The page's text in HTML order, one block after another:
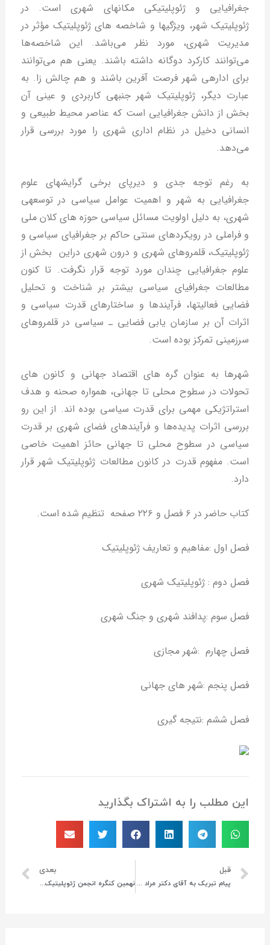
جغرافيايي و ژئوپليتيكي مكانهاي شهري است. در
ژئوپليتيك شهر، ويژگيها و شاخصه هاي ژئوپليتيك مؤثر در
مديريت شهري، مورد نظر مي‌باشد. اين شاخصه‌ها
مي‌توانند كاركرد دوگانه داشته باشند. يعني هم مي‌توانند
براي اداره­ي شهر فرصت آفرين باشند و هم چالش زا. به
عبارت ديگر، ژئوپليتيك شهر جنبه­ي كاربردي و عيني آن
بخش از دانش جغرافيايي است كه عناصر محيط طبيعي و
انساني دخيل در نظام اداري شهري را مورد بررسي قرار
مي‌دهد.
به رغم توجه جدي و ديرپاي برخي گرايشهاي علوم
جغرافيايي به شهر و اهميت عوامل سياسي در توسعه­ي
شهري، به دليل اولويت مسائل سياسي حوزه هاي كلان ملي
و فراملي در رويكردهاي سنتي حاكم بر جغرافياي سياسي و
ژئوپليتيك، قلمروهاي شهري و درون شهري دراین بخش از
علوم جغرافيايي چندان مورد توجه قرار نگرفت. تا كنون
مطالعات جغرافياي سياسي بيشتر بر شناخت و تحليل
فضايي فعاليتها، فرآيندها و ساختارهاي قدرت سياسي و
اثرات آن بر سازمان يابي فضايي ـ سياسي در قلمروهاي
سرزميني تمركز بوده است.
شهرها به عنوان گره هاي اقتصاد جهاني و كانون هاي
تحولات در سطوح محلي تا جهاني، همواره صحنه و هدف
استراتژيكي مهمي براي قدرت سياسي بوده اند. از اين رو
بررسي اثرات پديده‌ها و فرآيندهاي فضاي شهري بر قدرت
سياسي در سطوح محلي تا جهاني حائز اهميت خاصي
است. مفهوم قدرت در كانون مطالعات ژئوپليتيك شهر قرار
دارد.
کتاب حاضر در ۶ فصل و ۲۲۶ صفحه تنظیم شده است.
فصل اول :مفاهیم و تعاریف ژئوپلیتیک
فصل دوم : ژئوپلیتیک شهری
فصل سوم :پدافند شهری و جنگ شهری
فصل چهارم :شهر مجازی
فصل پنجم :شهر های جهانی
فصل ششم :نتیجه گیری
این مطلب را به اشتراک بگذارید
قبل
پیام تبریک به آقای دکتر مراد کاویانی راد
بعدی
نهمین کنگره انجمن ژئوپلیتیک ایران؛ توسعه ناحیه ژئوپلیتیک جنوب شرق ایران